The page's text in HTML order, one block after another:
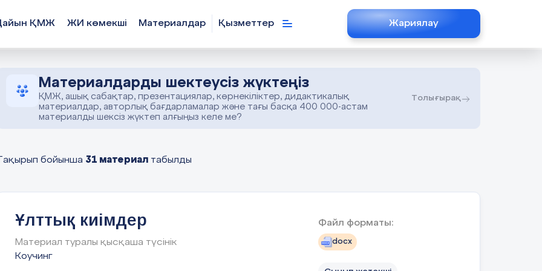
ҚМЖ ЖИ көмекші Материалдар Қызметтер Жариялау
Материалдарды шектеусіз жүктеңіз
ҚМЖ, ашық сабақтар, презентациялар, көрнекіліктер, дидактикалық
материалдар, авторлық бағдарламалар және тағы басқа 400 000-астам
материалды шексіз жүктеп алғыңыз келе ме?
Толығырақ
бойынша 31 материал табылды
Ұлттық киімдер
Материал туралы қысқаша түсінік
Коучинг
Файл форматы:
docx